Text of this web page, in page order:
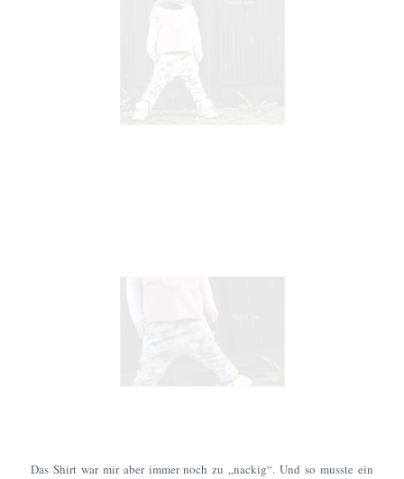
Das Shirt war mir aber immer noch zu „nackig“. Und so musste ein